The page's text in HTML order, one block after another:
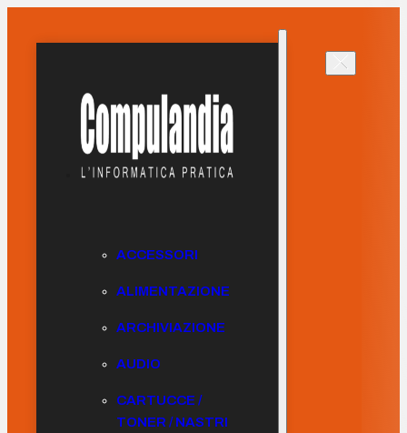
ACCESSORI
ALIMENTAZIONE
ARCHIVIAZIONE
AUDIO
CARTUCCE /
TONER / NASTRI